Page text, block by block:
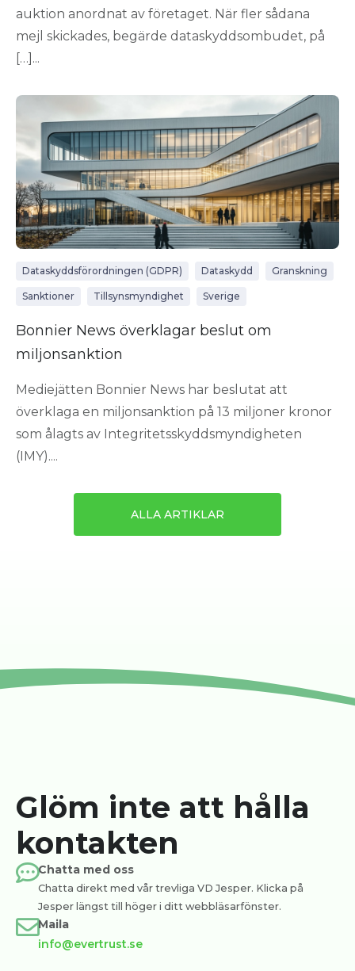
auktion anordnat av företaget. När fler sådana
mejl skickades, begärde dataskyddsombudet, på
[…]...
Dataskyddsförordningen (GDPR) Dataskydd Granskning
Sanktioner Tillsynsmyndighet Sverige
Bonnier News överklagar beslut om
miljonsanktion
Mediejätten Bonnier News har beslutat att
överklaga en miljonsanktion på 13 miljoner kronor
som ålagts av Integritetsskyddsmyndigheten
(IMY)....
ALLA ARTIKLAR
Glöm inte att hålla
kontakten
Chatta med oss
Chatta direkt med vår trevliga VD Jesper. Klicka på
Jesper längst till höger i ditt webbläsarfönster.
Maila
info@evertrust.se